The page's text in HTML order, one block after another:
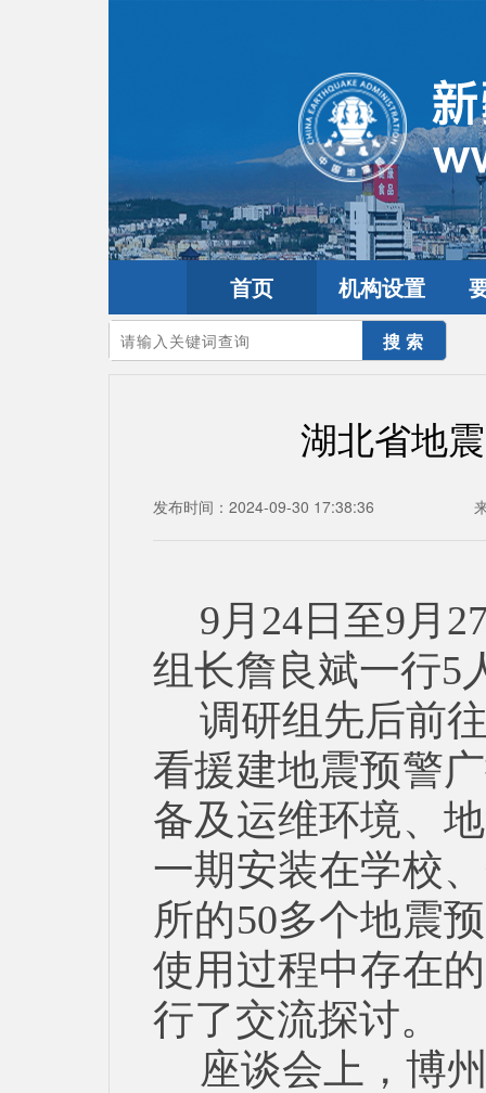
首页 机构设置
您的当前位置：首页>要闻动态
湖北省地
发布时间：2024-09-30 17:38:36
9月24日至9月
组长詹良斌一行5
调研组先后前
看援建地震预警
备及运维环境、
一期安装在学校
所的50多个地震
使用过程中存在
行了交流探讨。
座谈会上，博